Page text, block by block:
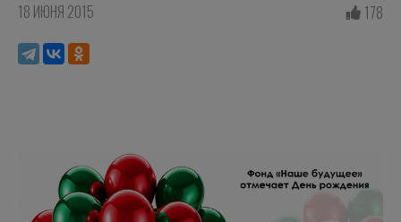
18 ИЮНЯ 2015 178